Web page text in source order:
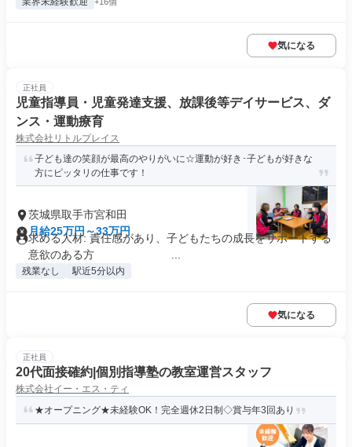
気になる
正社員
児童指導員・児童発達支援、放課後等デイサービス、ダ
ンス・運動療育
株式会社リトルプレイス
子ども達の笑顔が最高のやりがいに☆運動が好き･子どもが好きな
方にピッタリの仕事です！
茨城県取手市宮和田
月給25万円～33万円
求める人材: 責任感があり、子どもたちの成長をサポートする
意欲のある方 ...
残業なし 駅近5分以内
気になる
正社員
20代面接確約|個別指導塾の教室運営スタッフ
株式会社イー・エス・ティ
★オープニング★未経験OK！完全週休2日制◇賞与年3回あり